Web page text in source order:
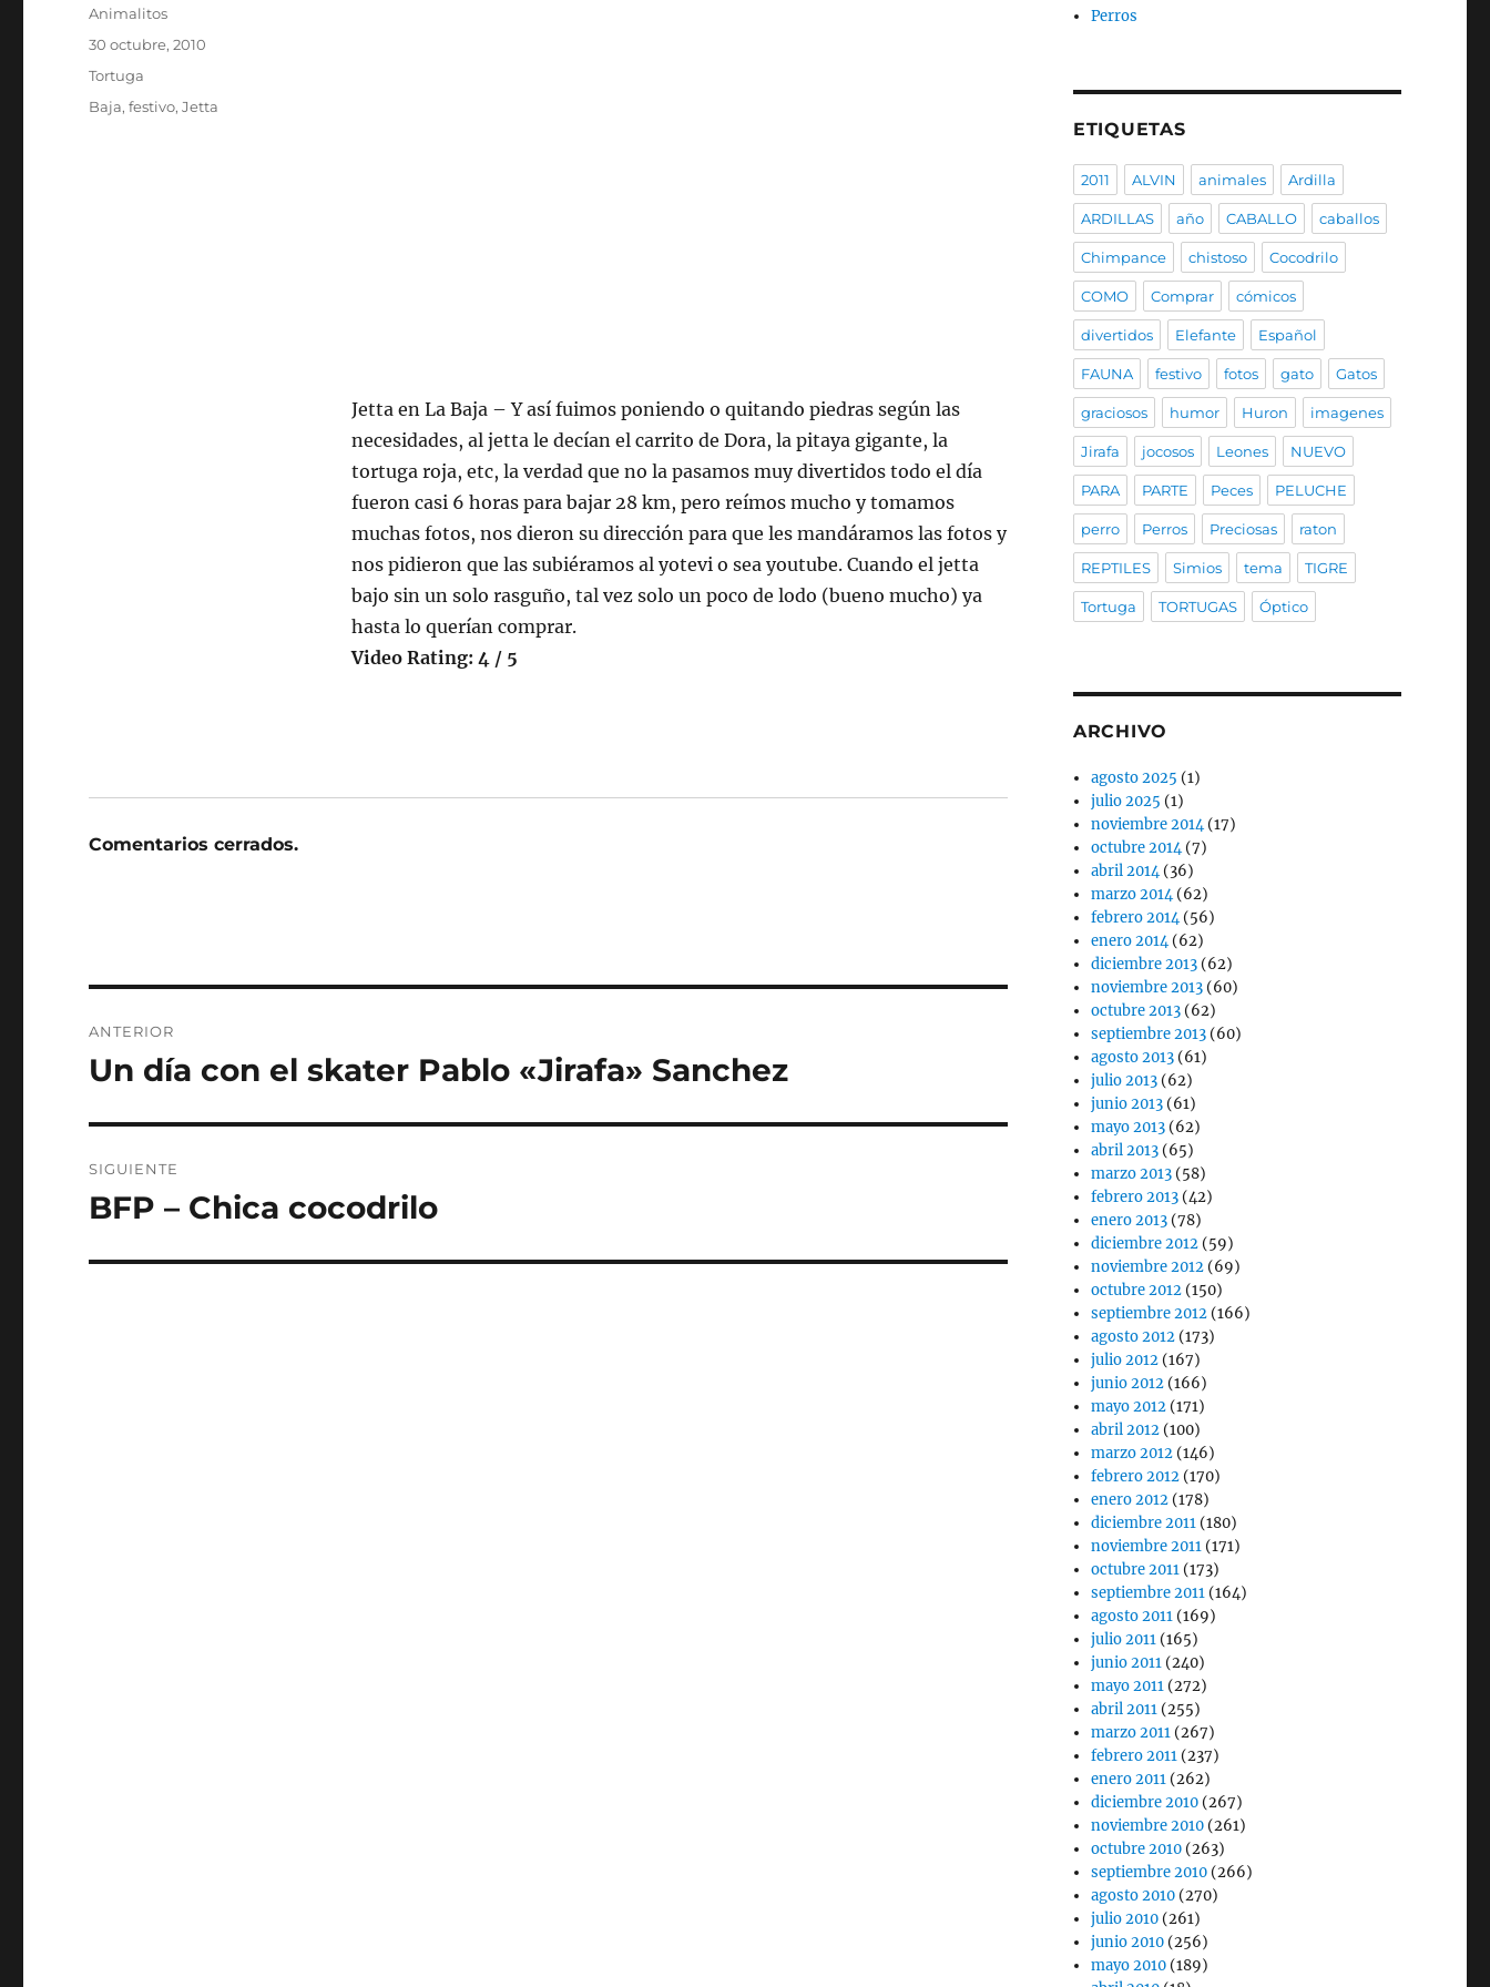
Jetta en La Baja – Y así fuimos poniendo o quitando piedras según las
necesidades, al jetta le decían el carrito de Dora, la pitaya gigante, la
tortuga roja, etc, la verdad que no la pasamos muy divertidos todo el día
fueron casi 6 horas para bajar 28 km, pero reímos mucho y tomamos
muchas fotos, nos dieron su dirección para que les mandáramos las fotos y
nos pidieron que las subiéramos al yotevi o sea youtube. Cuando el jetta
bajo sin un solo rasguño, tal vez solo un poco de lodo (bueno mucho) ya
hasta lo querían comprar.
Video Rating: 4 / 5
Autor
Animalitos
Publicado
30 octubre, 2010
Categorías
Tortuga
Etiquetas
Baja,festivo,Jetta
Comentarios cerrados.
de
ANTERIOR
Entrada
Un día con el skater Pablo «Jirafa» Sanchez
SIGUIENTE
Entrada
BFP – Chica cocodrilo
Perros
ETIQUETAS
2011 ALVIN animales Ardilla
ARDILLAS año CABALLO caballos
Chimpance chistoso Cocodrilo
COMO Comprar cómicos
divertidos Elefante Español
FAUNA festivo fotos gato Gatos
graciosos humor Huron imagenes
Jirafa jocosos Leones NUEVO
PARA PARTE Peces PELUCHE
perro Perros Preciosas raton
REPTILES Simios tema TIGRE
Tortuga TORTUGAS Óptico
ARCHIVO
agosto 2025 (1)
julio 2025 (1)
noviembre 2014(17)
octubre 2014(7)
abril 2014(36)
marzo 2014(62)
febrero 2014(56)
enero 2014(62)
diciembre 2013 (62)
noviembre 2013 (60)
octubre 2013 (62)
septiembre 2013 (60)
agosto 2013 (61)
julio 2013 (62)
junio 2013 (61)
mayo 2013 (62)
abril 2013 (65)
marzo 2013 (58)
febrero 2013 (42)
enero 2013 (78)
diciembre 2012 (59)
noviembre 2012 (69)
octubre 2012 (150)
septiembre 2012 (166)
agosto 2012 (173)
julio 2012 (167)
junio 2012 (166)
mayo 2012 (171)
abril 2012 (100)
marzo 2012 (146)
febrero 2012 (170)
enero 2012 (178)
diciembre 2011 (180)
noviembre 2011 (171)
octubre 2011 (173)
septiembre 2011 (164)
agosto 2011 (169)
julio 2011 (165)
junio 2011 (240)
mayo 2011 (272)
abril 2011 (255)
marzo 2011 (267)
febrero 2011 (237)
enero 2011 (262)
diciembre 2010 (267)
noviembre 2010 (261)
octubre 2010 (263)
septiembre 2010 (266)
agosto 2010 (270)
julio 2010 (261)
junio 2010 (256)
mayo 2010 (189)